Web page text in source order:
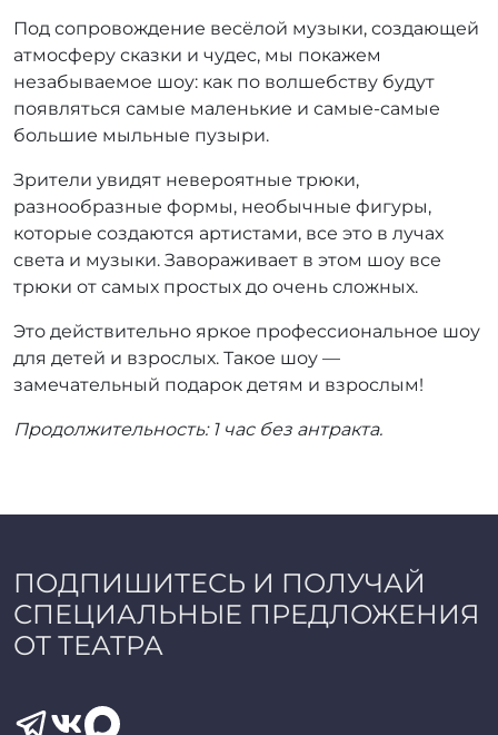
Под сопровождение весёлой музыки, создающей
атмосферу сказки и чудес, мы покажем
незабываемое шоу: как по волшебству будут
появляться самые маленькие и самые-самые
большие мыльные пузыри.
Зрители увидят невероятные трюки,
разнообразные формы, необычные фигуры,
которые создаются артистами, все это в лучах
света и музыки. Завораживает в этом шоу все
трюки от самых простых до очень сложных.
Это действительно яркое профессиональное шоу
для детей и взрослых. Такое шоу —
замечательный подарок детям и взрослым!
Продолжительность: 1 час без антракта.
ПОДПИШИТЕСЬ И ПОЛУЧАЙ
СПЕЦИАЛЬНЫЕ ПРЕДЛОЖЕНИЯ
ОТ ТЕАТРА